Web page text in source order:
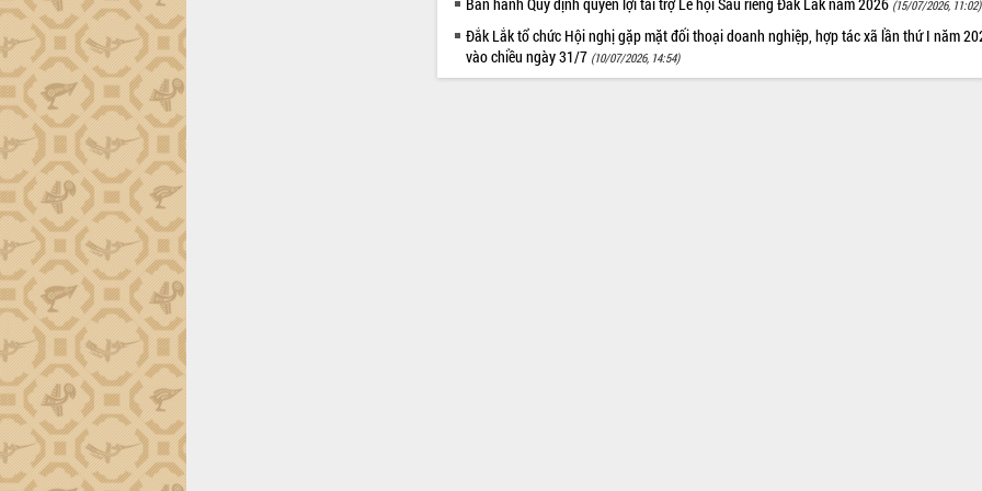
(15/07/2026, 11:02)
Đắk Lắk tổ chức Hội nghị gặp mặt đối thoại doanh nghiệp, hợp tác xã lần thứ I năm
vào chiều ngày 31/7 (10/07/2026, 14:54)